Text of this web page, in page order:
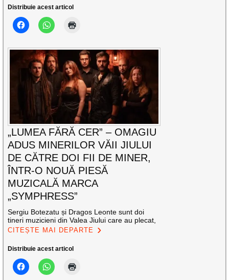
Distribuie acest articol
„LUMEA FĂRĂ CER” – OMAGIU
ADUS MINERILOR VĂII JIULUI
DE CĂTRE DOI FII DE MINER,
ÎNTR-O NOUĂ PIESĂ
MUZICALĂ MARCA
„SYMPHRESS”
Sergiu Botezatu și Dragos Leonte sunt doi
tineri muzicieni din Valea Jiului care au plecat,
CITEȘTE MAI DEPARTE
Distribuie acest articol